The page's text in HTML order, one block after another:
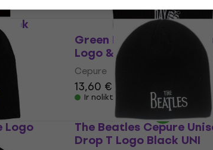
Green Day Cepure
Logo & Grenade Black
Cepure
13,60 € 14,10 €
Ir noliktavā
Logo The Beatles Cepure
Drop T Logo Black UNI